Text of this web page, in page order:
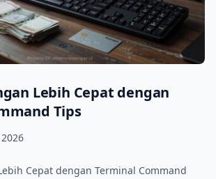
Lebih Cepat dengan
Tips
Cepat dengan Terminal Command